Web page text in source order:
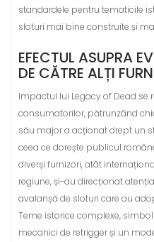
standardele pentru tematicile
sloturi mai bine construite și
EFECTUL ASUPRA
DE CĂTRE ALȚI
Impactul lui Legacy of Dead
consumatorilor, pătrunzând
său major a acționat drept un
ceea ce dorește publicul
diverși furnizori, atât
regiune, și-au direcționat
avalanșă de sloturi care au
Teme istorice complexe,
mecanici de retrigger și un